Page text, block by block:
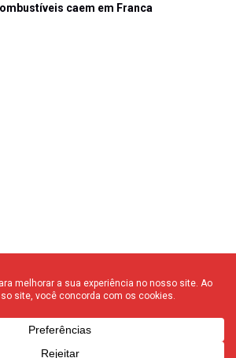
caem em Franca
os direitos reservados